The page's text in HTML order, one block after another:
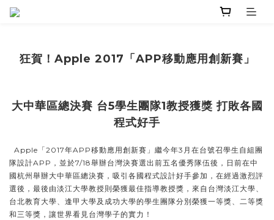
狂賀！Apple 2017「APP移動應用創新賽」
大中華區總決賽 台5學生團隊1教授獲獎 打敗各國
程式好手
Apple「2017年APP移動應用創新賽」繼今年3月在台號召學生自組團
隊設計APP，並於7/18舉辦台灣決賽選出前五名優秀隊伍後，日前在中
國杭州舉辦大中華區總決賽，吸引各國程式設計好手參加，在經過激烈評
選後，最後由淡江大學教授則榮獲最佳指導教授獎，來自台灣淡江大學、
台北教育大學、逢甲大學及成功大學的學生團隊分別榮獲一等獎、二等獎
和三等獎，讓世界看見台灣學子的實力！